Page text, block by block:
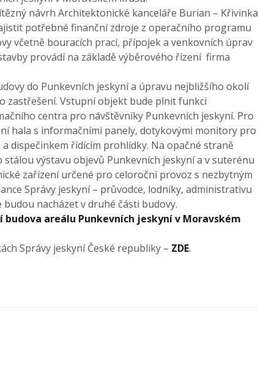
návrh Architektonické kanceláře Burian – Křivinka
potřebné finanční zdroje z operačního programu
včetně bouracích prací, přípojek a venkovních úprav
provádí na základě výběrového řízení firma
do Punkevních jeskyní a úpravu nejbližšího okolí
zastřešení. Vstupní objekt bude plnit funkci
centra pro návštěvníky Punkevních jeskyní. Pro
hala s informačními panely, dotykovými monitory pro
dispečinkem řídícím prohlídky. Na opačné straně
výstavu objevů Punkevních jeskyní a v suterénu
zařízení určené pro celoroční provoz s nezbytným
Správy jeskyní – průvodce, lodníky, administrativu
nacházet v druhé části budovy.
budova areálu Punkevních jeskyní v Moravském
Správy jeskyní České republiky – ZDE.